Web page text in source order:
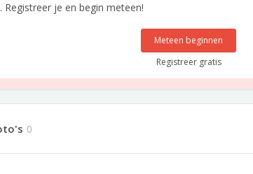
Registreer je en begin meteen!
Meteen beginnen
Registreer gratis
0